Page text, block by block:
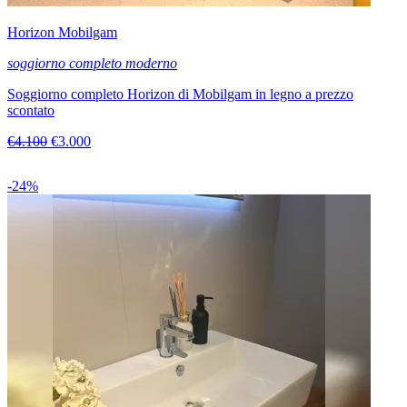
Horizon Mobilgam
soggiorno completo moderno
Soggiorno completo Horizon di Mobilgam in legno a prezzo
scontato
€4.100 €3.000
-24%